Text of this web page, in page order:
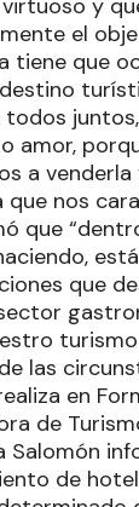
y
el
tiene que
todos
amor,
a
nos
que
que
las
en
de
Salomón
de